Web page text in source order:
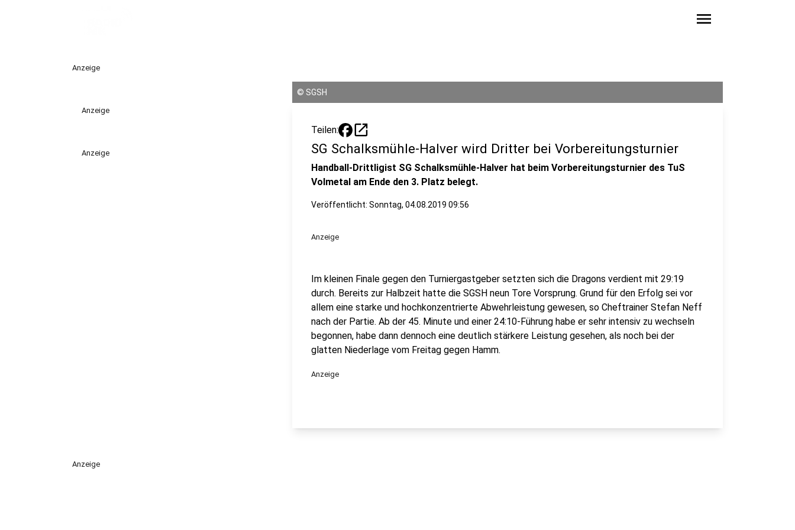
menu
Anzeige
Anzeige
Anzeige
© SGSH
Teilen: open_in_new
SG Schalksmühle-Halver wird Dritter bei Vorbereitungsturnier
Handball-Drittligist SG Schalksmühle-Halver hat beim Vorbereitungsturnier des TuS
Volmetal am Ende den 3. Platz belegt.
Veröffentlicht: Sonntag, 04.08.2019 09:56
Anzeige
Im kleinen Finale gegen den Turniergastgeber setzten sich die Dragons verdient mit 29:19
durch. Bereits zur Halbzeit hatte die SGSH neun Tore Vorsprung. Grund für den Erfolg sei vor
allem eine starke und hochkonzentrierte Abwehrleistung gewesen, so Cheftrainer Stefan Neff
nach der Partie. Ab der 45. Minute und einer 24:10-Führung habe er sehr intensiv zu wechseln
begonnen, habe dann dennoch eine deutlich stärkere Leistung gesehen, als noch bei der
glatten Niederlage vom Freitag gegen Hamm.
Anzeige
Anzeige